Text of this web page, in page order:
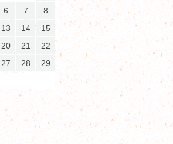
6 7
8
13 14
15
20 21
22
27 28
29